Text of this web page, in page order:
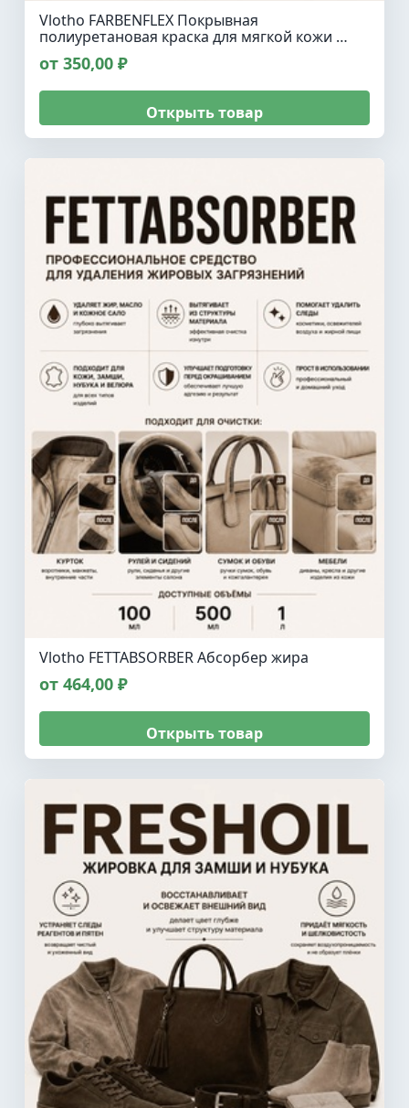
Vlotho FARBENFLEX Покрывная
полиуретановая краска для мягкой кожи …
от 350,00 ₽
Открыть товар
Vlotho FETTABSORBER Абсорбер жира
от 464,00 ₽
Открыть товар